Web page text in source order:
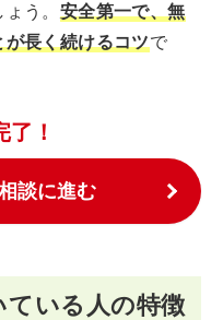
う。 安全第一で、無
長く続けるコツで
！
談に進む
ている人の特徴